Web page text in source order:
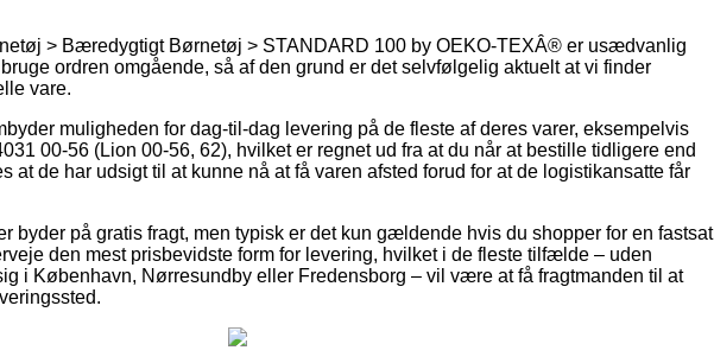
> Bæredygtigt Børnetøj > STANDARD 100 by OEKO-TEXÂ® er usædvanlig
ordren omgående, så af den grund er det selvfølgelig aktuelt at vi finder
vare.
muligheden for dag-til-dag levering på de fleste af deres varer, eksempelvis
00-56 (Lion 00-56, 62), hvilket er regnet ud fra at du når at bestille tidligere end
at de har udsigt til at kunne nå at få varen afsted forud for at de logistikansatte får
byder på gratis fragt, men typisk er det kun gældende hvis du shopper for en fastsat
den mest prisbevidste form for levering, hvilket i de fleste tilfælde – uden
i København, Nørresundby eller Fredensborg – vil være at få fragtmanden til at